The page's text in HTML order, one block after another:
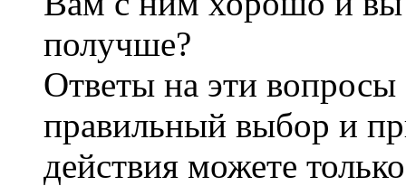
получше?
Ответы на эти вопросы
правильный выбор и
действия можете